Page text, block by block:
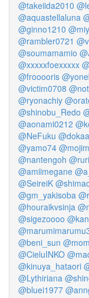
@takeiida2010
@aquastellaluna
@ginno1210
@rambler0721
@soumamamio
@xxxxxfoexxxxx
@frooooris
@victim0708
@ryonachiy
@shinobu_Redo
@aonami0212
@NeFuku
@yamo74
@nantengoh
@amiimegane
@SeireiK
@gm_yakisoba
@houraikvsinja
@sigezoooo
@beni_sun
@CieluINKO
@kinuya_hataori
@Lythiriana
@bluei1977